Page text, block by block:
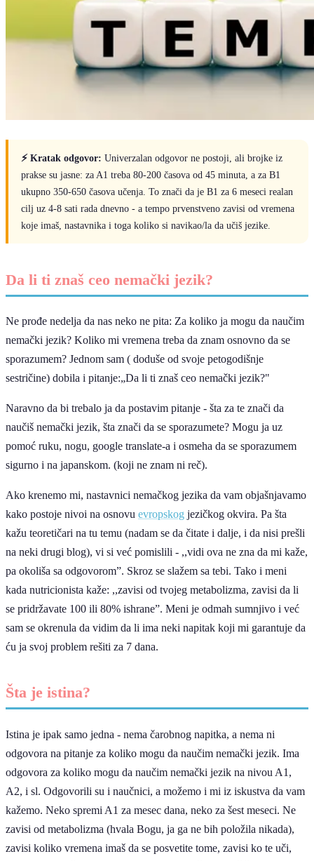
⚡ Kratak odgovor: Univerzalan odgovor ne postoji, ali brojke iz
prakse su jasne: za A1 treba 80-200 časova od 45 minuta, a za B1
ukupno 350-650 časova učenja. To znači da je B1 za 6 meseci realan
cilj uz 4-8 sati rada dnevno - a tempo prvenstveno zavisi od vremena
koje imaš, nastavnika i toga koliko si navikao/la da učiš jezike.
Da li ti znaš ceo nemački jezik?
Ne prođe nedelja da nas neko ne pita: Za koliko ja mogu da naučim
nemački jezik? Koliko mi vremena treba da znam osnovno da se
sporazumem? Jednom sam ( doduše od svoje petogodišnje
sestričine) dobila i pitanje:„Da li ti znaš ceo nemački jezik?"
Naravno da bi trebalo ja da postavim pitanje - šta za te znači da
naučiš nemački jezik, šta znači da se sporazumete? Mogu ja uz
pomoć ruku, nogu, google translate-a i osmeha da se sporazumem
sigurno i na japanskom. (koji ne znam ni reč).
Ako krenemo mi, nastavnici nemačkog jezika da vam objašnjavamo
kako postoje nivoi na osnovu evropskog jezičkog okvira. Pa šta
kažu teoretičari na tu temu (nadam se da čitate i dalje, i da nisi prešli
na neki drugi blog), vi si već pomislili - ,,vidi ova ne zna da mi kaže,
pa okoliša sa odgovoromˮ. Skroz se slažem sa tebi. Tako i meni
kada nutricionista kaže: ,,zavisi od tvojeg metabolizma, zavisi da li
se pridržavate 100 ili 80% ishraneˮ. Meni je odmah sumnjivo i već
sam se okrenula da vidim da li ima neki napitak koji mi garantuje da
ću ja svoj problem rešiti za 7 dana.
Šta je istina?
Istina je ipak samo jedna - nema čarobnog napitka, a nema ni
odgovora na pitanje za koliko mogu da naučim nemački jezik. Ima
odgovora za koliko mogu da naučim nemački jezik na nivou A1,
A2, i sl. Odgovorili su i naučnici, a možemo i mi iz iskustva da vam
kažemo. Neko spremi A1 za mesec dana, neko za šest meseci. Ne
zavisi od metabolizma (hvala Bogu, ja ga ne bih položila nikada),
zavisi koliko vremena imaš da se posvetite tome, zavisi ko te uči,